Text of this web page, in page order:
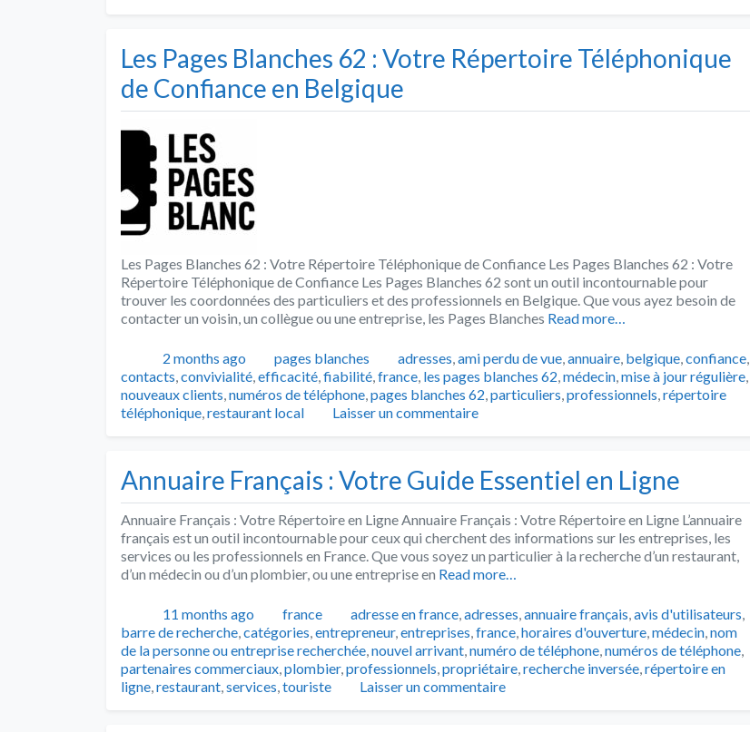
Les Pages Blanches 62 : Votre Répertoire Téléphonique
de Confiance en Belgique
Les Pages Blanches 62 : Votre Répertoire Téléphonique de Confiance Les Pages Blanches 62 : Votre
Répertoire Téléphonique de Confiance Les Pages Blanches 62 sont un outil incontournable pour
trouver les coordonnées des particuliers et des professionnels en Belgique. Que vous ayez besoin de
contacter un voisin, un collègue ou une entreprise, les Pages Blanches Read more…
Publié2 months ago Catégories
pages blanches Tags
adresses,ami perdu de vue,annuaire, belgique,confiance,
contacts,convivialité,efficacité,fiabilité,france, les pages blanches 62,médecin,mise à jour régulière,
nouveaux clients,numéros de téléphone,pages blanches 62,particuliers,professionnels,répertoire
téléphonique,restaurant local Laisser un commentaire
Annuaire Français : Votre Guide Essentiel en Ligne
Annuaire Français : Votre Répertoire en Ligne Annuaire Français : Votre Répertoire en Ligne L’annuaire
français est un outil incontournable pour ceux qui cherchent des informations sur les entreprises, les
services ou les professionnels en France. Que vous soyez un particulier à la recherche d’un restaurant,
d’un médecin ou d’un plombier, ou une entreprise en Read more…
Publié11 months ago Catégories
france Tags
adresse en france,adresses,annuaire français,avis d'utilisateurs,
barre de recherche,catégories,entrepreneur,entreprises,france,horaires d'ouverture,médecin,nom
de la personne ou entreprise recherchée,nouvel arrivant,numéro de téléphone,numéros de téléphone,
partenaires commerciaux,plombier,professionnels,propriétaire,recherche inversée,répertoire en
ligne,restaurant,services,touriste Laisser un commentaire